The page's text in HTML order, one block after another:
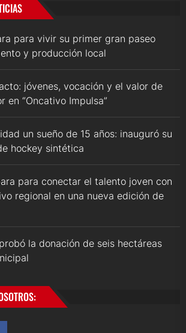
para vivir su primer gran paseo
y producción local
jóvenes, vocación y el valor de
en “Oncativo Impulsa”
un sueño de 15 años: inauguró su
hockey sintética
para conectar el talento joven con
regional en una nueva edición de
la donación de seis hectáreas